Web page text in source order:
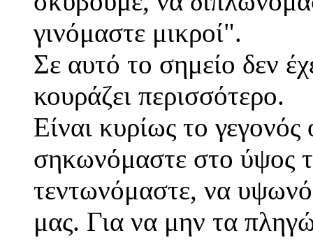
γινόμαστε μικροί".
Σε αυτό το σημείο δεν
κουράζει περισσότερο.
Είναι κυρίως το
σηκωνόμαστε στο ύψος
τεντωνόμαστε, να
μας. Για να μην τα